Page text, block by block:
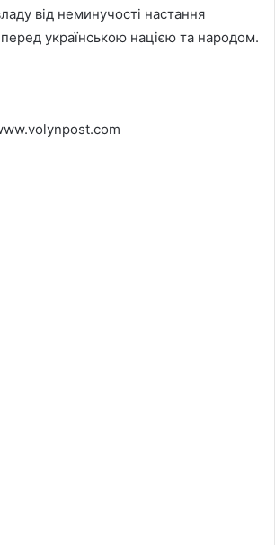
від неминучості настання
перед українською нацією та народом.